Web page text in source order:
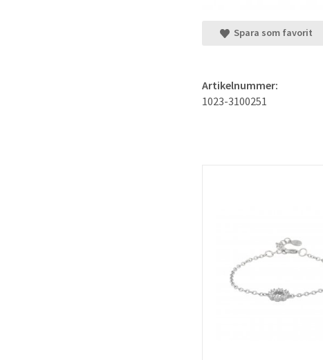
Spara som favorit
Artikelnummer:
1023-3100251